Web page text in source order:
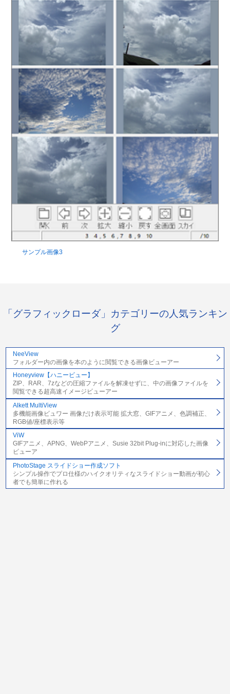
サンプル画像3
「グラフィックローダ」カテゴリーの人気ランキン
グ
NeeView
フォルダー内の画像を本のように閲覧できる画像ビューアー
Honeyview【ハニービュー】
ZIP、RAR、7zなどの圧縮ファイルを解凍せずに、中の画像ファイルを
閲覧できる超高速イメージビューアー
Alkett MultiView
多機能画像ビュワー 画像だけ表示可能 拡大窓、GIFアニメ、色調補正、
RGB値/座標表示等
ViW
GIFアニメ、APNG、WebPアニメ、Susie 32bit Plug-inに対応した画像
ビューア
PhotoStage スライドショー作成ソフト
シンプル操作でプロ仕様のハイクオリティなスライドショー動画が初心
者でも簡単に作れる